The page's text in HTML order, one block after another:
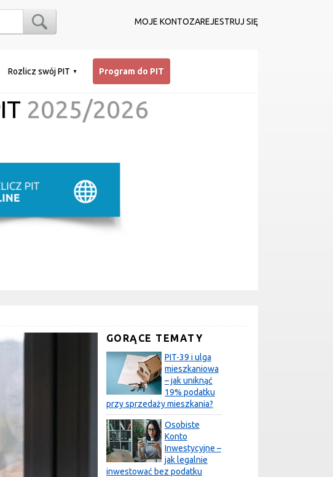
MOJE KONTOZAREJESTRUJ SIĘ
Rozlicz swój PIT Program do PIT
2025/2026
GORĄCE TEMATY
PIT-39 i ulga
mieszkaniowa
– jak uniknąć
19% podatku
przy sprzedaży mieszkania?
Osobiste
Konto
Inwestycyjne –
jak legalnie
inwestować bez podatku